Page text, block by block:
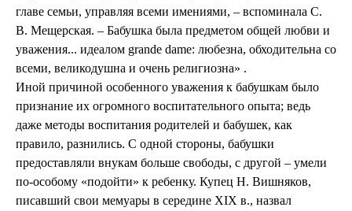
главе семьи, управляя всеми имениями, – вспоминала С.
В. Мещерская. – Бабушка была предметом общей любви и
уважения... идеалом grande dame: любезна, обходительна со
всеми, великодушна и очень религиозна» .
Иной причиной особенного уважения к бабушкам было
признание их огромного воспитательного опыта; ведь
даже методы воспитания родителей и бабушек, как
правило, разнились. С одной стороны, бабушки
предоставляли внукам больше свободы, с другой – умели
по-особому «подойти» к ребенку. Купец Н. Вишняков,
писавший свои мемуары в середине XIX в., назвал